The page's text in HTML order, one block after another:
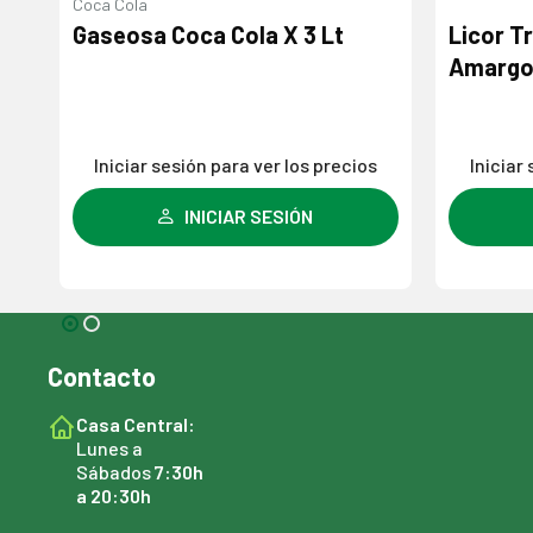
Coca Cola
Gaseosa Coca Cola X 3 Lt
Iniciar sesión para ver los precios
INICIAR SESIÓN
Licor
Iniciar
Contacto
Casa Central:
Lunes a
Sábados7:30h
a 20:30h